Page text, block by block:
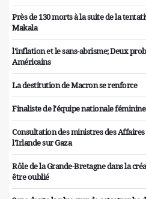
Près de 130 morts à la suite de la
Makala
l'inflation et le sans-abrisme; Deux
Américains
La destitution de Macron se renforce
Finaliste de l'équipe nationale
Consultation des ministres des
l'Irlande sur Gaza
Rôle de la Grande-Bretagne dans la
être oublié